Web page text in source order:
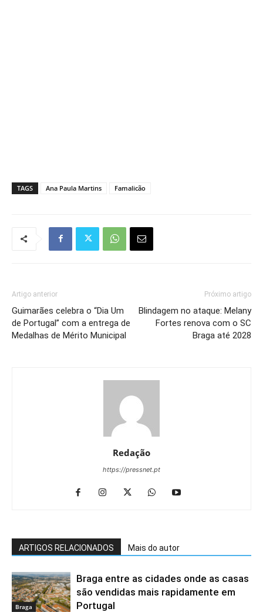
TAGS Ana Paula Martins Famalicão
Artigo anterior
Guimarães celebra o “Dia Um
de Portugal” com a entrega de
Medalhas de Mérito Municipal
Próximo artigo
Blindagem no ataque: Melany
Fortes renova com o SC
Braga até 2028
Redação
https://pressnet.pt
ARTIGOS RELACIONADOS Mais do autor
Braga
Braga entre as cidades onde as casas
são vendidas mais rapidamente em
Portugal